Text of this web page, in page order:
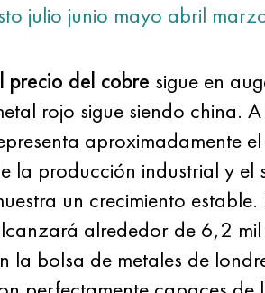
julio junio mayo abril
precio del cobre sigue en
rojo sigue siendo china.
aproximadamente
la producción industrial y el
un crecimiento
alrededor de 6,2
la bolsa de metales de